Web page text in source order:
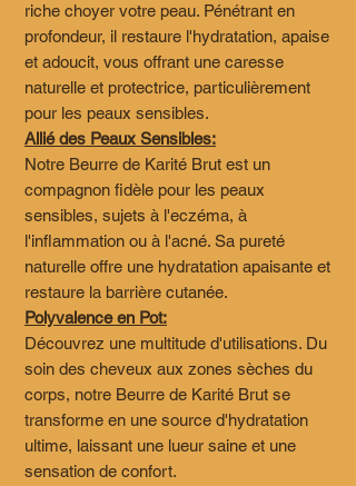
riche choyer votre peau. Pénétrant en
profondeur, il restaure l'hydratation, apaise
et adoucit, vous offrant une caresse
naturelle et protectrice, particulièrement
pour les peaux sensibles.
Allié des Peaux Sensibles:
Notre Beurre de Karité Brut est un
compagnon fidèle pour les peaux
sensibles, sujets à l'eczéma, à
l'inflammation ou à l'acné. Sa pureté
naturelle offre une hydratation apaisante et
restaure la barrière cutanée.
Polyvalence en Pot:
Découvrez une multitude d'utilisations. Du
soin des cheveux aux zones sèches du
corps, notre Beurre de Karité Brut se
transforme en une source d'hydratation
ultime, laissant une lueur saine et une
sensation de confort.